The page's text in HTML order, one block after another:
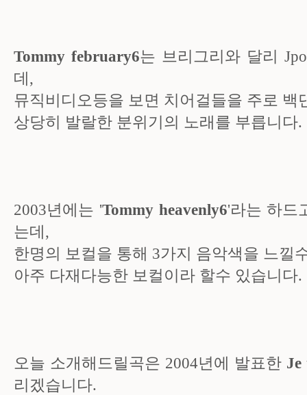
Tommy february6는 브리그리와 달리
데,
뮤직비디오등을 보면 치어걸들을 주로 백
상당히 발랄한 분위기의 노래를 부릅니다.
2003년에는 'Tommy heavenly6'라는 하드
는데,
한명의 보컬을 통해 3가지 음악색을 느낄
아주 다재다능한 보컬이라 할수 있습니다.
오늘 소개해드릴곡은 2004년에 발표한
리겠습니다.